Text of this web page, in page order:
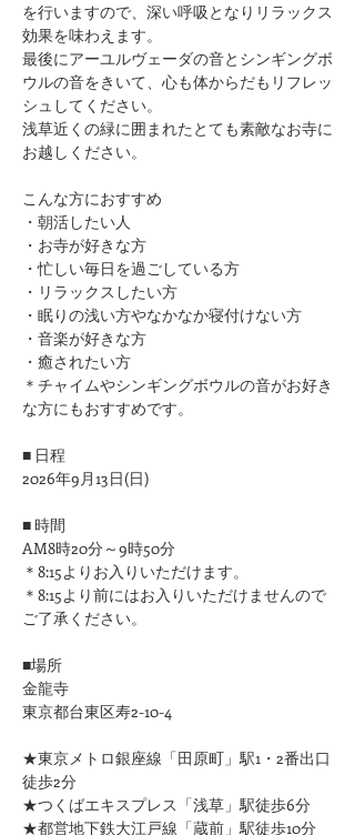
を行いますので、深い呼吸となりリラックス
効果を味わえます。
最後にアーユルヴェーダの音とシンギングボ
ウルの音をきいて、心も体からだもリフレッ
シュしてください。
浅草近くの緑に囲まれたとても素敵なお寺に
お越しください。
​こんな方におすすめ
・朝活したい人
・お寺が好きな方
​・忙しい毎日を過ごしている方
・リラックスしたい方
・眠りの浅い方やなかなか寝付けない方
​・音楽が好きな方
​・癒されたい方
＊チャイムやシンギングボウルの音がお好き
な方にもおすすめです。
■ 日程
2026年9月13日(日)
■ 時間
AM8時20分～9時50分
＊8:15よりお入りいただけます。
＊8:15より前にはお入りいただけませんので
ご了承ください。
■場所
金龍寺
東京都台東区寿2-10-4
★東京メトロ銀座線「田原町」駅1・2番出口
徒歩2分
★つくばエキスプレス「浅草」駅徒歩6分
★都営地下鉄大江戸線「蔵前」駅徒歩10分